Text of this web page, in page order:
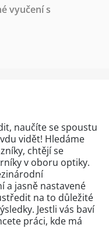
vyučení s
naučíte se spoustu
vidět! Hledáme
chtějí se
v oboru optiky.
a jasně nastavené
na to důležité
Jestli vás baví
práci, kde má